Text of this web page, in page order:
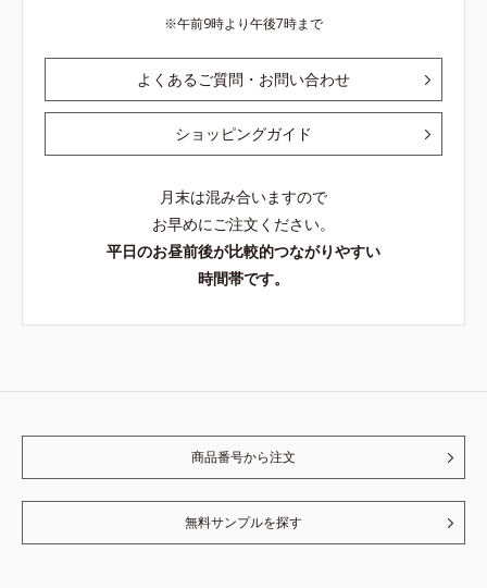
午前9時より午後7時まで
よくあるご質問・お問い合わせ
ショッピングガイド
月末は混み合いますので
お早めにご注文ください。
平日のお昼前後が比較的つながりやすい
時間帯です。
商品番号から注文
無料サンプルを探す